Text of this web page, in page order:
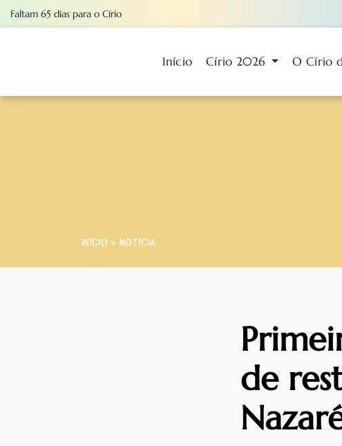
Faltam 65 dias para o Círio
Início Círio 2026 O Círio
INÍCIO NOTÍCIA
de